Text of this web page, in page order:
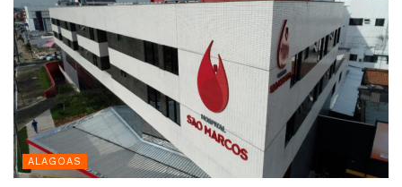
ALAGOAS